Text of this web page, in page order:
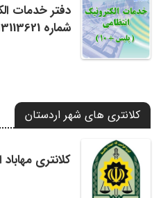
شماره 3113621اردستاناستان اصفهان
کلانتری های شهر اردستان
کلانتری